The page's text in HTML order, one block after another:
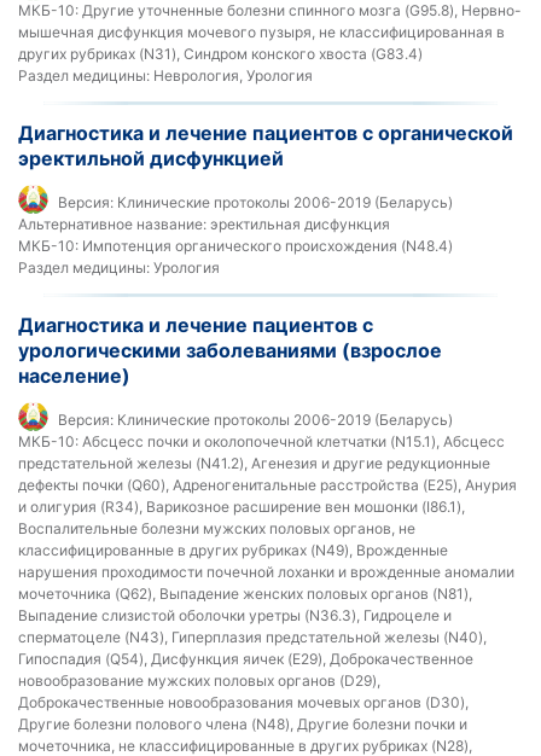
МКБ-10: Другие уточненные болезни спинного мозга (G95.8), Нервно-
мышечная дисфункция мочевого пузыря, не классифицированная в
других рубриках (N31), Синдром конского хвоста (G83.4)
Раздел медицины: Неврология, Урология
Диагностика и лечение пациентов с органической
эректильной дисфункцией
Версия: Клинические протоколы 2006-2019 (Беларусь)
Альтернативное название: эректильная дисфункция
МКБ-10: Импотенция органического происхождения (N48.4)
Раздел медицины: Урология
Диагностика и лечение пациентов с
урологическими заболеваниями (взрослое
население)
Версия: Клинические протоколы 2006-2019 (Беларусь)
МКБ-10: Абсцесс почки и околопочечной клетчатки (N15.1), Абсцесс
предстательной железы (N41.2), Агенезия и другие редукционные
дефекты почки (Q60), Адреногенитальные расстройства (E25), Анурия
и олигурия (R34), Варикозное расширение вен мошонки (I86.1),
Воспалительные болезни мужских половых органов, не
классифицированные в других рубриках (N49), Врожденные
нарушения проходимости почечной лоханки и врожденные аномалии
мочеточника (Q62), Выпадение женских половых органов (N81),
Выпадение слизистой оболочки уретры (N36.3), Гидроцеле и
сперматоцеле (N43), Гиперплазия предстательной железы (N40),
Гипоспадия (Q54), Дисфункция яичек (E29), Доброкачественное
новообразование мужских половых органов (D29),
Доброкачественные новообразования мочевых органов (D30),
Другие болезни полового члена (N48), Другие болезни почки и
мочеточника, не классифицированные в других рубриках (N28),